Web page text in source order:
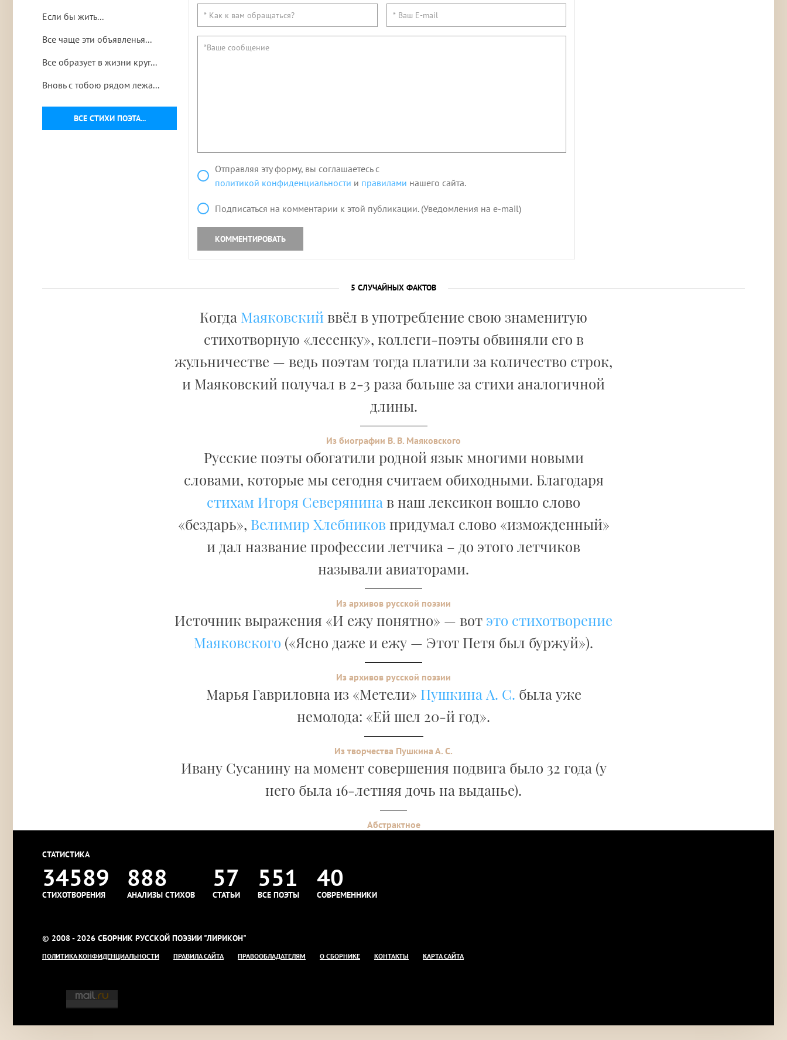
ВСЕ СТИХИ ПОЭТА...
Если бы жить...
Все чаще эти объявленья...
Все образует в жизни круг...
Вновь с тобою рядом лежа...
Отправляя эту форму, вы соглашаетесь с
политикой конфиденциальности и правилами нашего сайта.
Подписаться на комментарии к этой публикации. (Уведомления на e-mail)
КОММЕНТИРОВАТЬ
5 СЛУЧАЙНЫХ ФАКТОВ
Когда Маяковскийввёл в употребление свою знаменитую
стихотворную «лесенку», коллеги-поэты обвиняли его в
жульничестве — ведь поэтам тогда платили за количество строк,
и Маяковский получал в 2-3 раза больше за стихи аналогичной
длины.
Из биографии В. В. Маяковского
Русские поэты обогатили родной язык многими новыми
словами, которые мы сегодня считаем обиходными. Благодаря
стихам Игоря Северянина в наш лексикон вошло слово
«бездарь», Велимир Хлебников придумал слово «изможденный»
и дал название профессии летчика – до этого летчиков
называли авиаторами.
Из архивов русской поэзии
Источник выражения «И ежу понятно» — вот это стихотворение
Маяковского («Ясно даже и ежу — Этот Петя был буржуй»).
Из архивов русской поэзии
Марья Гавриловна из «Метели» Пушкина А. С. была уже
немолода: «Ей шел 20-й год».
Из творчества Пушкина А. С.
Ивану Сусанину на момент совершения подвига было 32 года (у
него была 16-летняя дочь на выданье).
Абстрактное
СТАТИСТИКА
34589
СТИХОТВОРЕНИЯ
888
АНАЛИЗЫ СТИХОВ
57
СТАТЬИ
551
ВСЕ ПОЭТЫ
40
СОВРЕМЕННИКИ
© 2008 - 2026 СБОРНИК РУССКОЙ ПОЭЗИИ "ЛИРИКОН"
ПОЛИТИКА КОНФИДЕНЦИАЛЬНОСТИ ПРАВИЛА САЙТА ПРАВООБЛАДАТЕЛЯМ О СБОРНИКЕ КОНТАКТЫ КАРТА САЙТА